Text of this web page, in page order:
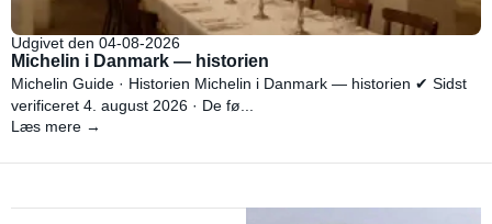
Udgivet den 04-08-2026
Michelin i Danmark — historien
Michelin Guide · Historien Michelin i Danmark — historien ✔ Sidst
verificeret 4. august 2026 · De fø...
Læs mere →